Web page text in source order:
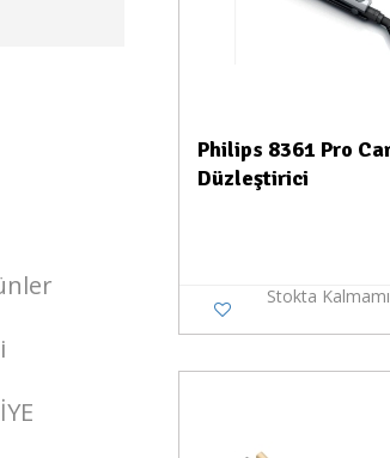
Philips 8361 Pro
Düzleştirici
Stokta